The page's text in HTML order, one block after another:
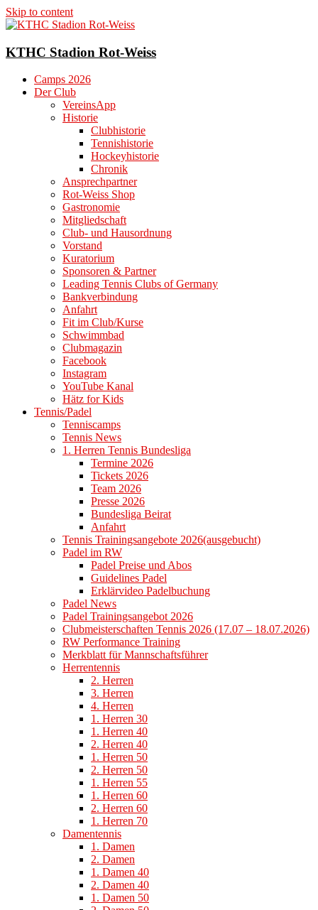
Skip to content
KTHC Stadion Rot-Weiss
Camps 2026
Der Club
VereinsApp
Historie
Clubhistorie
Tennishistorie
Hockeyhistorie
Chronik
Ansprechpartner
Rot-Weiss Shop
Gastronomie
Mitgliedschaft
Club- und Hausordnung
Vorstand
Kuratorium
Sponsoren & Partner
Leading Tennis Clubs of Germany
Bankverbindung
Anfahrt
Fit im Club/Kurse
Schwimmbad
Clubmagazin
Facebook
Instagram
YouTube Kanal
Hätz for Kids
Tennis/Padel
Tenniscamps
Tennis News
1. Herren Tennis Bundesliga
Termine 2026
Tickets 2026
Team 2026
Presse 2026
Bundesliga Beirat
Anfahrt
Tennis Trainingsangebote 2026(ausgebucht)
Padel im RW
Padel Preise und Abos
Guidelines Padel
Erklärvideo Padelbuchung
Padel News
Padel Trainingsangebot 2026
Clubmeisterschaften Tennis 2026 (17.07 – 18.07.2026)
RW Performance Training
Merkblatt für Mannschaftsführer
Herrentennis
2. Herren
3. Herren
4. Herren
1. Herren 30
1. Herren 40
2. Herren 40
1. Herren 50
2. Herren 50
1. Herren 55
1. Herren 60
2. Herren 60
1. Herren 70
Damentennis
1. Damen
2. Damen
1. Damen 40
2. Damen 40
1. Damen 50